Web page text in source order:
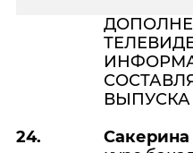
24.
ВЫПУСКА
Сакерина